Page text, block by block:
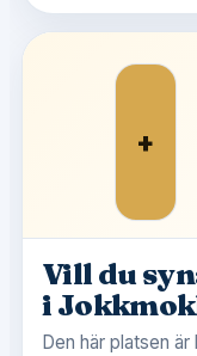
+
Vill du
i
Den här platsen